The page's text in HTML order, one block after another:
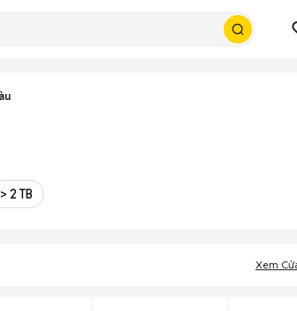
> 2 TB
Xem